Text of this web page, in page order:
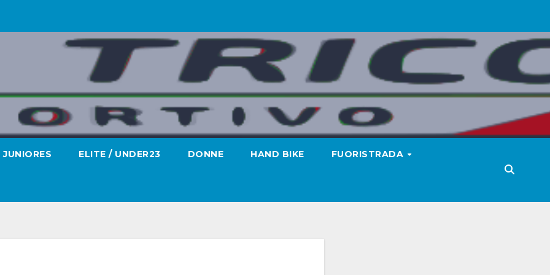
JUNIORES ELITE / UNDER23 DONNE HAND BIKE FUORISTRADA